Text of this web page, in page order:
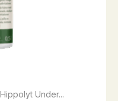
Under...